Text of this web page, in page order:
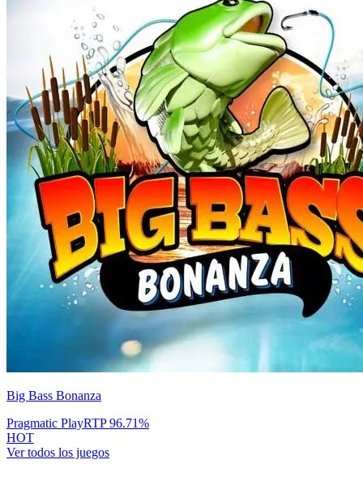
Big Bass Bonanza
Pragmatic PlayRTP96.71%
HOT
Ver todos los juegos